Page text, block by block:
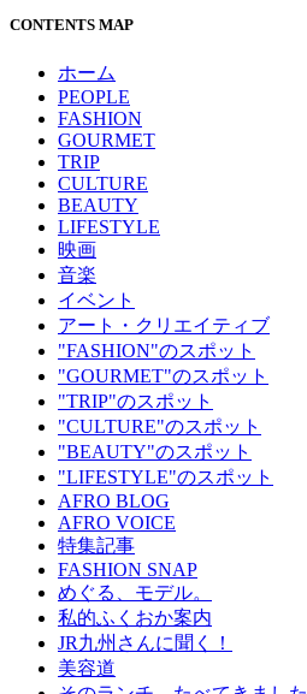
CONTENTS MAP
ホーム
PEOPLE
FASHION
GOURMET
TRIP
CULTURE
BEAUTY
LIFESTYLE
映画
音楽
イベント
アート・クリエイティブ
"FASHION"のスポット
"GOURMET"のスポット
"TRIP"のスポット
"CULTURE"のスポット
"BEAUTY"のスポット
"LIFESTYLE"のスポット
AFRO BLOG
AFRO VOICE
特集記事
FASHION SNAP
めぐる、モデル。
私的ふくおか案内
JR九州さんに聞く！
美容道